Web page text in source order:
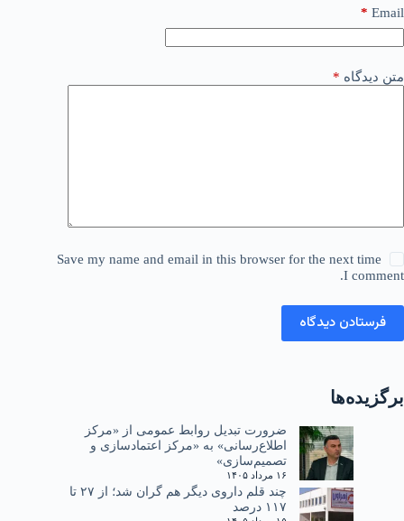
Email
*
متن دیدگاه *
Save my name and email in this browser for the next time
I comment.
فرستادن دیدگاه
برگزیده‌ها
ضرورت تبدیل روابط عمومی از «مرکز
اطلاع‌رسانی» به «مرکز اعتمادسازی و
تصمیم‌سازی»
۱۶ مرداد ۱۴۰۵
چند قلم داروی دیگر هم گران شد؛ از ۲۷ تا
۱۱۷ درصد